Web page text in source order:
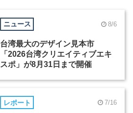
ニュース 8/6
台湾最大のデザイン見本市
「2026台湾クリエイティブエキ
スポ」が8月31日まで開催
レポート 7/16